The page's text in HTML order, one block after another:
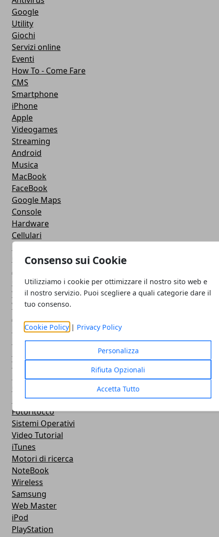
Consenso sui Cookie
Utilizziamo i cookie per ottimizzare il nostro sito web e
il nostro servizio. Puoi scegliere a quali categorie dare il
tuo consenso.
Cookie Policy| Privacy Policy
Personalizza
Rifiuta Opzionali
Accetta Tutto
Google
Utility
Giochi
Servizi online
Eventi
How To - Come Fare
CMS
Smartphone
iPhone
Apple
Videogames
Streaming
Android
Musica
MacBook
FaceBook
Google Maps
Console
Hardware
Cellulari
Chat
Adsl
Grafica
WeGeek
Video
AppStore
Microsoft
Programmzione
Twitter
Privacy
iPad
Fotoritocco
Sistemi Operativi
Video Tutorial
iTunes
Motori di ricerca
NoteBook
Wireless
Samsung
Web Master
iPod
PlayStation